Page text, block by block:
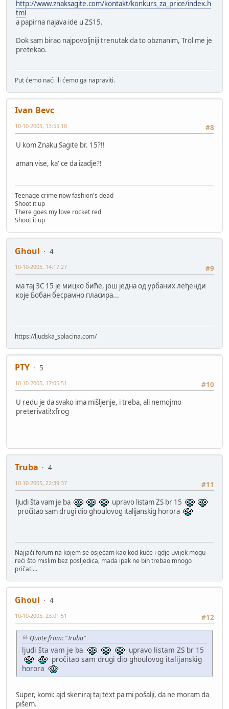
http://www.znaksagite.com/kontakt/konkurs_za_price/index.h
tml
a papirna najava ide u ZS15.
Dok sam birao najpovoljniji trenutak da to obznanim, Trol me je
pretekao.
Put ćemo naći ili ćemo ga napraviti.
Ivan Bevc
#8
10-10-2005, 13:55:18
U kom Znaku Sagite br. 15?!!
aman vise, ka' ce da izadje?!
Teenage crime now fashion's dead
Shoot it up
There goes my love rocket red
Shoot it up
Ghoul
4
#9
10-10-2005, 14:17:27
ма тај ЗС 15 је мицко биће, још једна од урбаних леђенди
које Бобан бесрамно пласира...
https://ljudska_splacina.com/
PTY
5
#10
10-10-2005, 17:05:51
U redu je da svako ima mišljenje, i treba, ali nemojmo
preterivati!xfrog
Truba
4
#11
10-10-2005, 22:39:37
ljudi šta vam je ba
upravo listam ZS br 15
pročitao sam drugi dio ghoulovog italijanskig horora
Najjači forum na kojem se osjećam kao kod kuće i gdje uvijek mogu
reći što mislim bez posljedica, mada ipak ne bih trebao mnogo
pričati...
Ghoul
4
#12
10-10-2005, 23:01:51
Quote from: "Truba"
ljudi šta vam je ba
upravo listam ZS br 15
pročitao sam drugi dio ghoulovog italijanskig
horora
Super, komi: ajd skeniraj taj text pa mi pošalji, da ne moram da
pišem.